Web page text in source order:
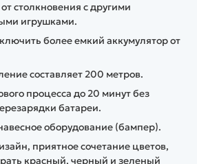
столкновения с другими
игрушками.
более емкий аккумулятор от
составляет 200 метров.
процесса до 20 минут без
батареи.
оборудование (бампер).
приятное сочетание цветов,
красный, черный и зеленый